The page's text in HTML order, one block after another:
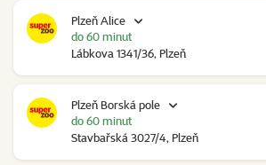
Plzeň Alice
Lábkova 1341/36, Plzeň
do 60 minut
Plzeň Borská pole
Stavbařská 3027/4, Plzeň
do 60 minut